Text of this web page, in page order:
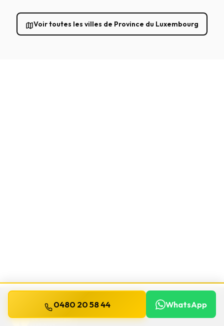
Voir toutes les villes de Province du Luxembourg
WILLEMS
0480 20 58 44 WhatsApp